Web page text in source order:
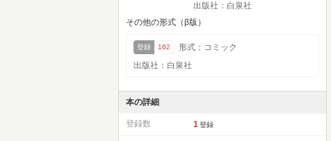
出版社：白泉社
その他の形式（β版）
登録 162
形式：コミック
出版社：白泉社
本の詳細
登録数 1 登録